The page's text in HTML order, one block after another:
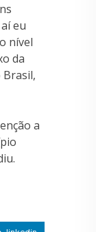
eu
nível
da
a